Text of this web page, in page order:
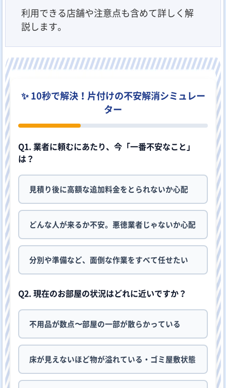
利用できる店舗や注意点も含めて詳しく解
説します。
✨ 10秒で解決！片付けの不安解消シミュレー
ター
Q1. 業者に頼むにあたり、今「一番不安なこと」
は？
見積り後に高額な追加料金をとられないか心配
どんな人が来るか不安。悪徳業者じゃないか心配
分別や準備など、面倒な作業をすべて任せたい
Q2. 現在のお部屋の状況はどれに近いですか？
不用品が数点〜部屋の一部が散らかっている
床が見えないほど物が溢れている・ゴミ屋敷状態